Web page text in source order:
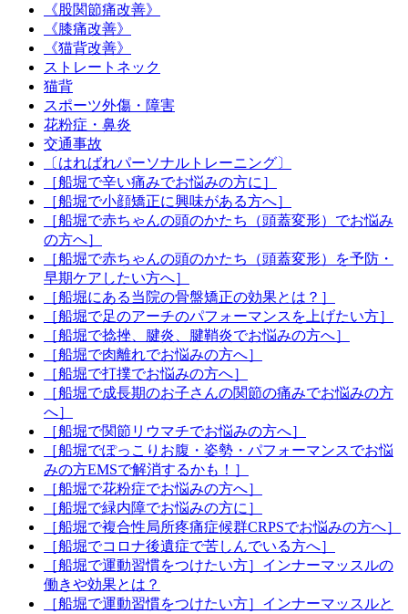
《股関節痛改善》
《膝痛改善》
《猫背改善》
ストレートネック
猫背
スポーツ外傷・障害
花粉症・鼻炎
交通事故
〔はればれパーソナルトレーニング〕
［船堀で辛い痛みでお悩みの方に］
［船堀で小顔矯正に興味がある方へ］
［船堀で赤ちゃんの頭のかたち（頭蓋変形）でお悩み
の方へ］
［船堀で赤ちゃんの頭のかたち（頭蓋変形）を予防・
早期ケアしたい方へ］
［船堀にある当院の骨盤矯正の効果とは？］
［船堀で足のアーチのパフォーマンスを上げたい方］
［船堀で捻挫、腱炎、腱鞘炎でお悩みの方へ］
［船堀で肉離れでお悩みの方へ］
［船堀で打撲でお悩みの方へ］
［船堀で成長期のお子さんの関節の痛みでお悩みの方
へ］
［船堀で関節リウマチでお悩みの方へ］
［船堀でぽっこりお腹・姿勢・パフォーマンスでお悩
みの方EMSで解消するかも！］
［船堀で花粉症でお悩みの方へ］
［船堀で緑内障でお悩みの方に］
［船堀で複合性局所疼痛症候群CRPSでお悩みの方へ］
［船堀でコロナ後遺症で苦しんでいる方へ］
［船堀で運動習慣をつけたい方］インナーマッスルの
働きや効果とは？
［船堀で運動習慣をつけたい方］インナーマッスルと